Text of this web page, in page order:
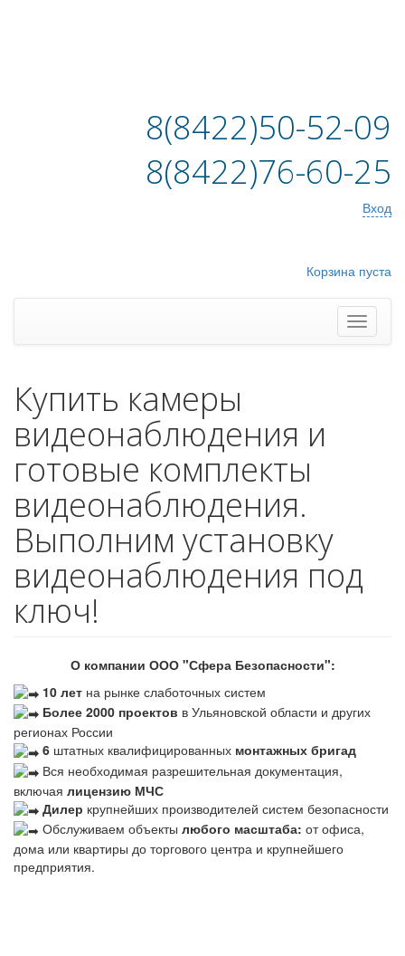
8(8422)50-52-09
8(8422)76-60-25
Вход
Корзина пуста
Купить камеры
видеонаблюдения и
готовые комплекты
видеонаблюдения.
Выполним установку
видеонаблюдения под
ключ!
О компании ООО "Сфера Безопасности":
10 лет на рынке слаботочных систем
Более 2000 проектов в Ульяновской области и других
регионах России
6 штатных квалифицированных монтажных бригад
Вся необходимая разрешительная документация,
включая лицензию МЧС
Дилер крупнейших производителей систем безопасности
Обслуживаем объекты любого масштаба: от офиса,
дома или квартиры до торгового центра и крупнейшего
предприятия.